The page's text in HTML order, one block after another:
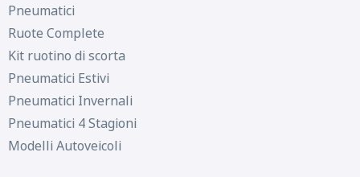
Pneumatici
Ruote Complete
Kit ruotino di scorta
Pneumatici Estivi
Pneumatici Invernali
Pneumatici 4 Stagioni
Modelli Autoveicoli